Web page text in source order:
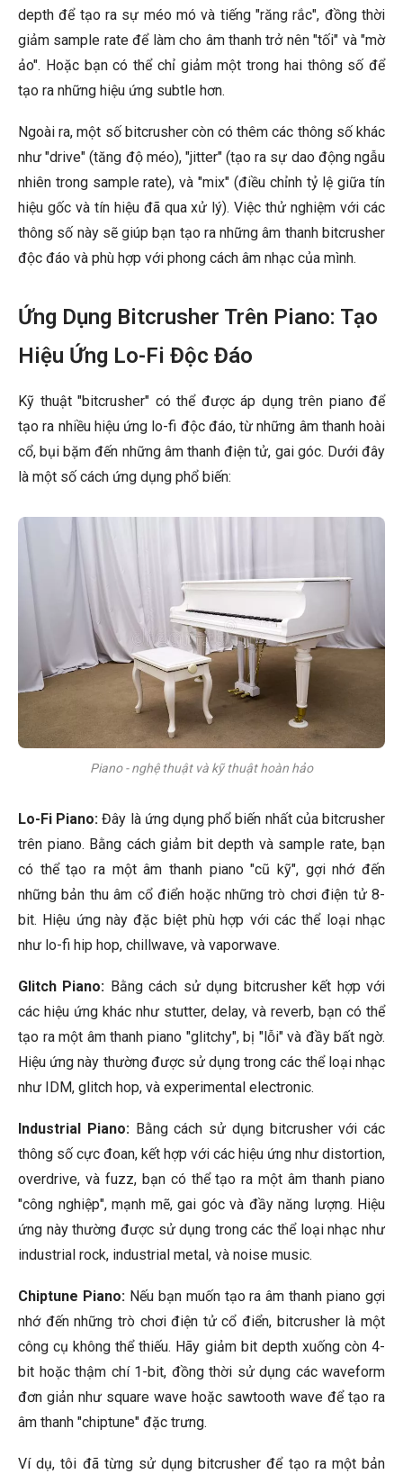
depth để tạo ra sự méo mó và tiếng "răng rắc", đồng thời
giảm sample rate để làm cho âm thanh trở nên "tối" và "mờ
ảo". Hoặc bạn có thể chỉ giảm một trong hai thông số để
tạo ra những hiệu ứng subtle hơn.
Ngoài ra, một số bitcrusher còn có thêm các thông số khác
như "drive" (tăng độ méo), "jitter" (tạo ra sự dao động ngẫu
nhiên trong sample rate), và "mix" (điều chỉnh tỷ lệ giữa tín
hiệu gốc và tín hiệu đã qua xử lý). Việc thử nghiệm với các
thông số này sẽ giúp bạn tạo ra những âm thanh bitcrusher
độc đáo và phù hợp với phong cách âm nhạc của mình.
Ứng Dụng Bitcrusher Trên Piano: Tạo
Hiệu Ứng Lo-Fi Độc Đáo
Kỹ thuật "bitcrusher" có thể được áp dụng trên piano để
tạo ra nhiều hiệu ứng lo-fi độc đáo, từ những âm thanh hoài
cổ, bụi bặm đến những âm thanh điện tử, gai góc. Dưới đây
là một số cách ứng dụng phổ biến:
Piano - nghệ thuật và kỹ thuật hoàn hảo
Lo-Fi Piano: Đây là ứng dụng phổ biến nhất của bitcrusher
trên piano. Bằng cách giảm bit depth và sample rate, bạn
có thể tạo ra một âm thanh piano "cũ kỹ", gợi nhớ đến
những bản thu âm cổ điển hoặc những trò chơi điện tử 8-
bit. Hiệu ứng này đặc biệt phù hợp với các thể loại nhạc
như lo-fi hip hop, chillwave, và vaporwave.
Glitch Piano: Bằng cách sử dụng bitcrusher kết hợp với
các hiệu ứng khác như stutter, delay, và reverb, bạn có thể
tạo ra một âm thanh piano "glitchy", bị "lỗi" và đầy bất ngờ.
Hiệu ứng này thường được sử dụng trong các thể loại nhạc
như IDM, glitch hop, và experimental electronic.
Industrial Piano:Bằng cách sử dụng bitcrusher với các
thông số cực đoan, kết hợp với các hiệu ứng như distortion,
overdrive, và fuzz, bạn có thể tạo ra một âm thanh piano
"công nghiệp", mạnh mẽ, gai góc và đầy năng lượng. Hiệu
ứng này thường được sử dụng trong các thể loại nhạc như
industrial rock, industrial metal, và noise music.
Chiptune Piano:Nếu bạn muốn tạo ra âm thanh piano gợi
nhớ đến những trò chơi điện tử cổ điển, bitcrusher là một
công cụ không thể thiếu. Hãy giảm bit depth xuống còn 4-
bit hoặc thậm chí 1-bit, đồng thời sử dụng các waveform
đơn giản như square wave hoặc sawtooth wave để tạo ra
âm thanh "chiptune" đặc trưng.
Ví dụ, tôi đã từng sử dụng bitcrusher để tạo ra một bản